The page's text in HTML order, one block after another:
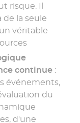
risque. Il
de la seule
véritable
continue :
événements,
du
d'une